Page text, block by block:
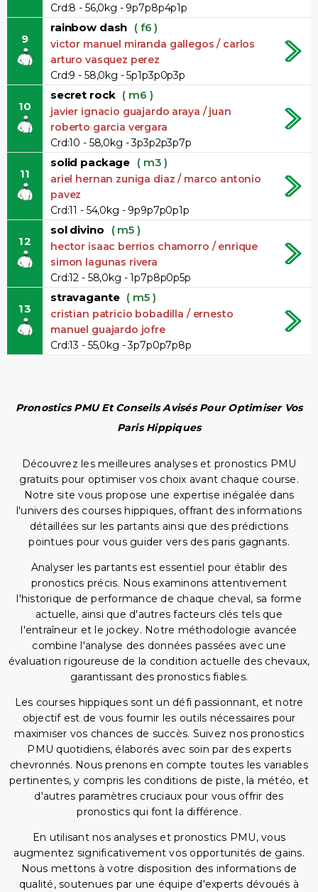
Crd:8 - 56,0kg - 9p7p8p4p1p
9
rainbow dash ( f6 )
victor manuel miranda gallegos / carlos
arturo vasquez perez
Crd:9 - 58,0kg - 5p1p3p0p3p
10
secret rock ( m6 )
javier ignacio guajardo araya / juan
roberto garcia vergara
Crd:10 - 58,0kg - 3p3p2p3p7p
11
solid package ( m3 )
ariel hernan zuniga diaz / marco antonio
pavez
Crd:11 - 54,0kg - 9p9p7p0p1p
12
sol divino ( m5 )
hector isaac berrios chamorro / enrique
simon lagunas rivera
Crd:12 - 58,0kg - 1p7p8p0p5p
13
stravagante ( m5 )
cristian patricio bobadilla / ernesto
manuel guajardo jofre
Crd:13 - 55,0kg - 3p7p0p7p8p
Pronostics PMU Et Conseils Avisés Pour Optimiser Vos
Paris Hippiques
Découvrez les meilleures analyses et pronostics PMU
gratuits pour optimiser vos choix avant chaque course.
Notre site vous propose une expertise inégalée dans
l'univers des courses hippiques, offrant des informations
détaillées sur les partants ainsi que des prédictions
pointues pour vous guider vers des paris gagnants.
Analyser les partants est essentiel pour établir des
pronostics précis. Nous examinons attentivement
l'historique de performance de chaque cheval, sa forme
actuelle, ainsi que d'autres facteurs clés tels que
l'entraîneur et le jockey. Notre méthodologie avancée
combine l'analyse des données passées avec une
évaluation rigoureuse de la condition actuelle des chevaux,
garantissant des pronostics fiables.
Les courses hippiques sont un défi passionnant, et notre
objectif est de vous fournir les outils nécessaires pour
maximiser vos chances de succès. Suivez nos pronostics
PMU quotidiens, élaborés avec soin par des experts
chevronnés. Nous prenons en compte toutes les variables
pertinentes, y compris les conditions de piste, la météo, et
d'autres paramètres cruciaux pour vous offrir des
pronostics qui font la différence.
En utilisant nos analyses et pronostics PMU, vous
augmentez significativement vos opportunités de gains.
Nous mettons à votre disposition des informations de
qualité, soutenues par une équipe d'experts dévoués à